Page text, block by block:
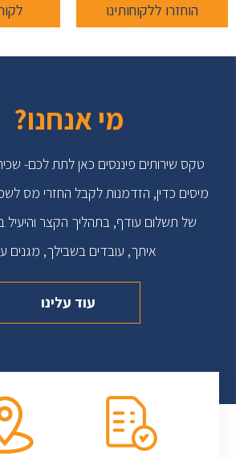
הוחזרו ללקוחותינו
מי אנחנו?
טקס שירותים פיננסים כאן לתת לכם-
מיסים כדין, הזדמנות לקבל החזרי מס
של תשלום עודף, בתהליך הקצר והיעיל
איתך, עובדים בשבילך, מגנים
עוד עלינו